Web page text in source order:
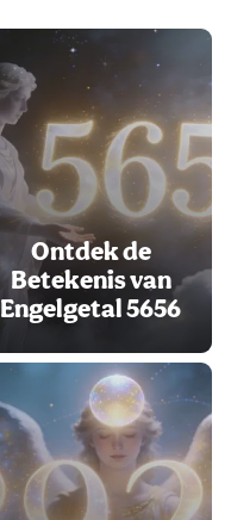
Ontdek de
Betekenis van
Engelgetal 5656